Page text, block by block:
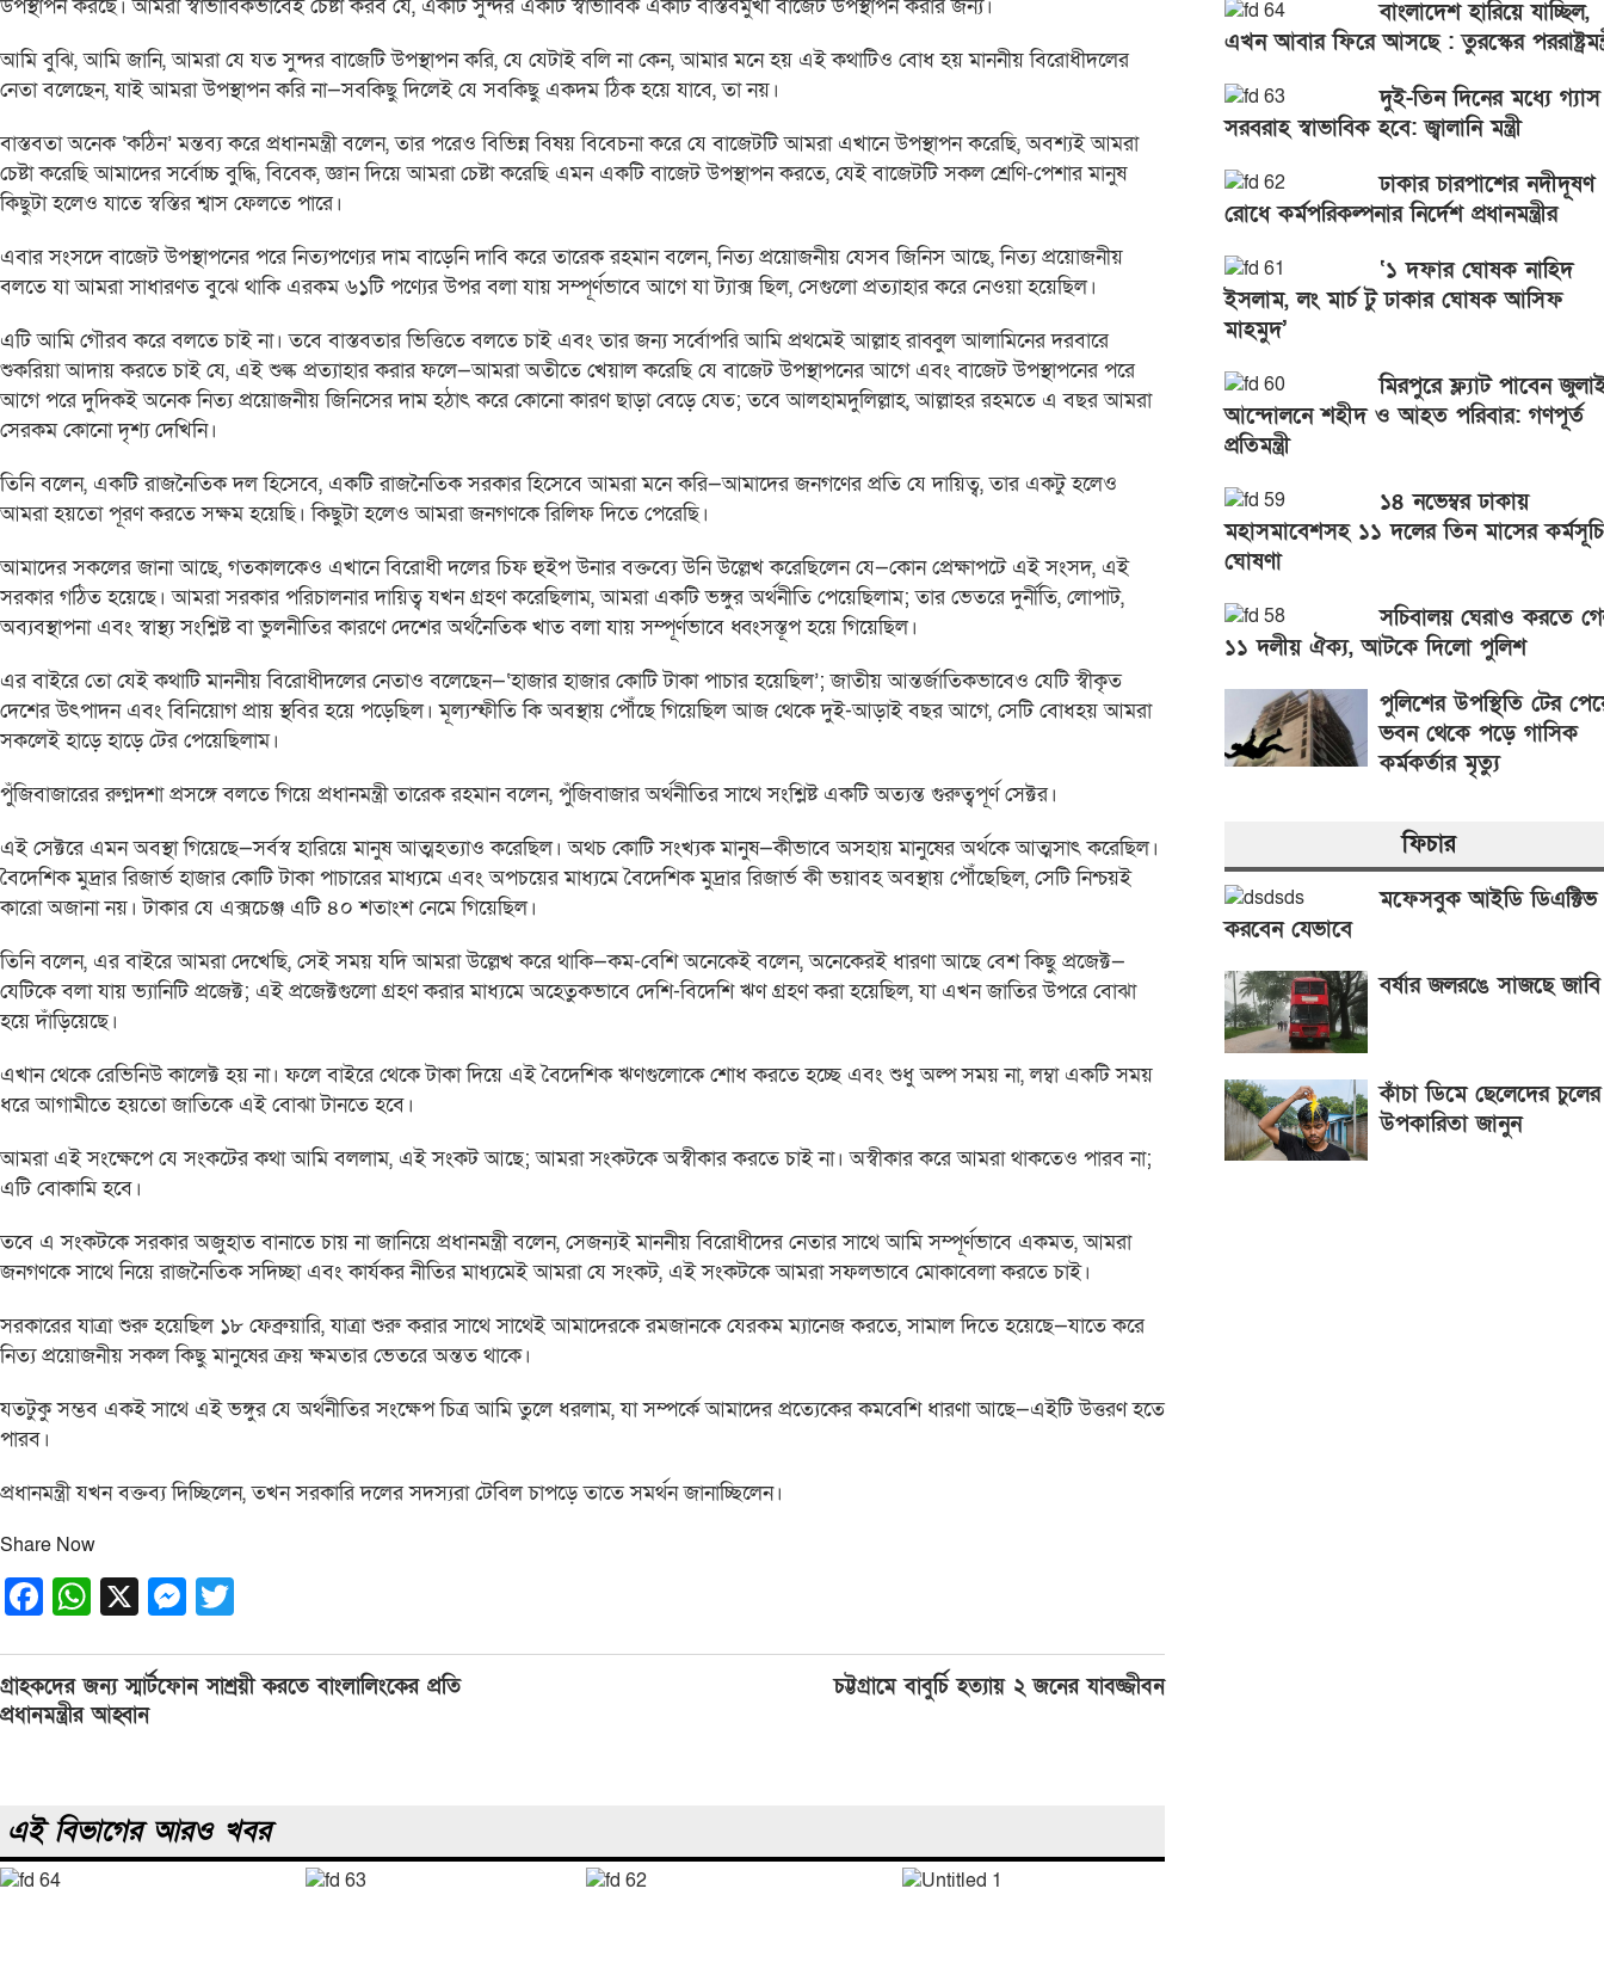
উপস্থাপন করছে। আমরা স্বাভাবিকভাবেই চেষ্টা করব যে, একটি সুন্দর একটি স্বাভাবিক একটি বাস্তবমুখী বাজেট উপস্থাপন করার জন্য।
আমি বুঝি, আমি জানি, আমরা যে যত সুন্দর বাজেটি উপস্থাপন করি, যে যেটাই বলি না কেন, আমার মনে হয় এই কথাটিও বোধ হয় মাননীয় বিরোধীদলের
নেতা বলেছেন, যাই আমরা উপস্থাপন করি না—সবকিছু দিলেই যে সবকিছু একদম ঠিক হয়ে যাবে, তা নয়।
বাস্তবতা অনেক ‘কঠিন’ মন্তব্য করে প্রধানমন্ত্রী বলেন, তার পরেও বিভিন্ন বিষয় বিবেচনা করে যে বাজেটটি আমরা এখানে উপস্থাপন করেছি, অবশ্যই আমরা
চেষ্টা করেছি আমাদের সর্বোচ্চ বুদ্ধি, বিবেক, জ্ঞান দিয়ে আমরা চেষ্টা করেছি এমন একটি বাজেট উপস্থাপন করতে, যেই বাজেটটি সকল শ্রেণি-পেশার মানুষ
কিছুটা হলেও যাতে স্বস্তির শ্বাস ফেলতে পারে।
এবার সংসদে বাজেট উপস্থাপনের পরে নিত্যপণ্যের দাম বাড়েনি দাবি করে তারেক রহমান বলেন, নিত্য প্রয়োজনীয় যেসব জিনিস আছে, নিত্য প্রয়োজনীয়
বলতে যা আমরা সাধারণত বুঝে থাকি এরকম ৬১টি পণ্যের উপর বলা যায় সম্পূর্ণভাবে আগে যা ট্যাক্স ছিল, সেগুলো প্রত্যাহার করে নেওয়া হয়েছিল।
এটি আমি গৌরব করে বলতে চাই না। তবে বাস্তবতার ভিত্তিতে বলতে চাই এবং তার জন্য সর্বোপরি আমি প্রথমেই আল্লাহ রাব্বুল আলামিনের দরবারে
শুকরিয়া আদায় করতে চাই যে, এই শুল্ক প্রত্যাহার করার ফলে—আমরা অতীতে খেয়াল করেছি যে বাজেট উপস্থাপনের আগে এবং বাজেট উপস্থাপনের পরে
আগে পরে দুদিকই অনেক নিত্য প্রয়োজনীয় জিনিসের দাম হঠাৎ করে কোনো কারণ ছাড়া বেড়ে যেত; তবে আলহামদুলিল্লাহ, আল্লাহর রহমতে এ বছর আমরা
সেরকম কোনো দৃশ্য দেখিনি।
তিনি বলেন, একটি রাজনৈতিক দল হিসেবে, একটি রাজনৈতিক সরকার হিসেবে আমরা মনে করি—আমাদের জনগণের প্রতি যে দায়িত্ব, তার একটু হলেও
আমরা হয়তো পূরণ করতে সক্ষম হয়েছি। কিছুটা হলেও আমরা জনগণকে রিলিফ দিতে পেরেছি।
আমাদের সকলের জানা আছে, গতকালকেও এখানে বিরোধী দলের চিফ হুইপ উনার বক্তব্যে উনি উল্লেখ করেছিলেন যে—কোন প্রেক্ষাপটে এই সংসদ, এই
সরকার গঠিত হয়েছে। আমরা সরকার পরিচালনার দায়িত্ব যখন গ্রহণ করেছিলাম, আমরা একটি ভঙ্গুর অর্থনীতি পেয়েছিলাম; তার ভেতরে দুর্নীতি, লোপাট,
অব্যবস্থাপনা এবং স্বাস্থ্য সংশ্লিষ্ট বা ভুলনীতির কারণে দেশের অর্থনৈতিক খাত বলা যায় সম্পূর্ণভাবে ধ্বংসস্তূপ হয়ে গিয়েছিল।
এর বাইরে তো যেই কথাটি মাননীয় বিরোধীদলের নেতাও বলেছেন—‘হাজার হাজার কোটি টাকা পাচার হয়েছিল’; জাতীয় আন্তর্জাতিকভাবেও যেটি স্বীকৃত
দেশের উৎপাদন এবং বিনিয়োগ প্রায় স্থবির হয়ে পড়েছিল। মূল্যস্ফীতি কি অবস্থায় পৌঁছে গিয়েছিল আজ থেকে দুই-আড়াই বছর আগে, সেটি বোধহয় আমরা
সকলেই হাড়ে হাড়ে টের পেয়েছিলাম।
পুঁজিবাজারের রুগ্নদশা প্রসঙ্গে বলতে গিয়ে প্রধানমন্ত্রী তারেক রহমান বলেন, পুঁজিবাজার অর্থনীতির সাথে সংশ্লিষ্ট একটি অত্যন্ত গুরুত্বপূর্ণ সেক্টর।
এই সেক্টরে এমন অবস্থা গিয়েছে—সর্বস্ব হারিয়ে মানুষ আত্মহত্যাও করেছিল। অথচ কোটি সংখ্যক মানুষ—কীভাবে অসহায় মানুষের অর্থকে আত্মসাৎ করেছিল।
বৈদেশিক মুদ্রার রিজার্ভ হাজার কোটি টাকা পাচারের মাধ্যমে এবং অপচয়ের মাধ্যমে বৈদেশিক মুদ্রার রিজার্ভ কী ভয়াবহ অবস্থায় পৌঁছেছিল, সেটি নিশ্চয়ই
কারো অজানা নয়। টাকার যে এক্সচেঞ্জ এটি ৪০ শতাংশ নেমে গিয়েছিল।
তিনি বলেন, এর বাইরে আমরা দেখেছি, সেই সময় যদি আমরা উল্লেখ করে থাকি—কম-বেশি অনেকেই বলেন, অনেকেরই ধারণা আছে বেশ কিছু প্রজেক্ট—
যেটিকে বলা যায় ভ্যানিটি প্রজেক্ট; এই প্রজেক্টগুলো গ্রহণ করার মাধ্যমে অহেতুকভাবে দেশি-বিদেশি ঋণ গ্রহণ করা হয়েছিল, যা এখন জাতির উপরে বোঝা
হয়ে দাঁড়িয়েছে।
এখান থেকে রেভিনিউ কালেক্ট হয় না। ফলে বাইরে থেকে টাকা দিয়ে এই বৈদেশিক ঋণগুলোকে শোধ করতে হচ্ছে এবং শুধু অল্প সময় না, লম্বা একটি সময়
ধরে আগামীতে হয়তো জাতিকে এই বোঝা টানতে হবে।
আমরা এই সংক্ষেপে যে সংকটের কথা আমি বললাম, এই সংকট আছে; আমরা সংকটকে অস্বীকার করতে চাই না। অস্বীকার করে আমরা থাকতেও পারব না;
এটি বোকামি হবে।
তবে এ সংকটকে সরকার অজুহাত বানাতে চায় না জানিয়ে প্রধানমন্ত্রী বলেন, সেজন্যই মাননীয় বিরোধীদের নেতার সাথে আমি সম্পূর্ণভাবে একমত, আমরা
জনগণকে সাথে নিয়ে রাজনৈতিক সদিচ্ছা এবং কার্যকর নীতির মাধ্যমেই আমরা যে সংকট, এই সংকটকে আমরা সফলভাবে মোকাবেলা করতে চাই।
সরকারের যাত্রা শুরু হয়েছিল ১৮ ফেব্রুয়ারি, যাত্রা শুরু করার সাথে সাথেই আমাদেরকে রমজানকে যেরকম ম্যানেজ করতে, সামাল দিতে হয়েছে—যাতে করে
নিত্য প্রয়োজনীয় সকল কিছু মানুষের ক্রয় ক্ষমতার ভেতরে অন্তত থাকে।
যতটুকু সম্ভব একই সাথে এই ভঙ্গুর যে অর্থনীতির সংক্ষেপ চিত্র আমি তুলে ধরলাম, যা সম্পর্কে আমাদের প্রত্যেকের কমবেশি ধারণা আছে—এইটি উত্তরণ হতে
পারব।
প্রধানমন্ত্রী যখন বক্তব্য দিচ্ছিলেন, তখন সরকারি দলের সদস্যরা টেবিল চাপড়ে তাতে সমর্থন জানাচ্ছিলেন।
Share Now
Facebook
WhatsApp
X Messenger
Post
navigation
গ্রাহকদের জন্য স্মার্টফোন সাশ্রয়ী করতে বাংলালিংকের প্রতি
প্রধানমন্ত্রীর আহ্বান
চট্টগ্রামে বাবুর্চি হত্যায় ২ জনের যাবজ্জীবন
এই বিভাগের আরও খবর
বাংলাদেশ হারিয়ে যাচ্ছিল,
এখন আবার ফিরে আসছে : তুরস্কের
দুই-তিন দিনের মধ্যে গ্যাস
সরবরাহ স্বাভাবিক হবে: জ্বালানি মন্ত্রী
ঢাকার চারপাশের নদীদূষণ
রোধে কর্মপরিকল্পনার নির্দেশ প্রধানমন্ত্রীর
‘১ দফার ঘোষক নাহিদ
ইসলাম, লং মার্চ টু ঢাকার ঘোষক আসিফ
মাহমুদ’
মিরপুরে ফ্ল্যাট পাবেন
আন্দোলনে শহীদ ও আহত পরিবার: গণপূর্ত
প্রতিমন্ত্রী
১৪ নভেম্বর ঢাকায়
মহাসমাবেশসহ ১১ দলের তিন মাসের কর্মসূচি
ঘোষণা
সচিবালয় ঘেরাও করতে
১১ দলীয় ঐক্য, আটকে দিলো পুলিশ
পুলিশের উপস্থিতি টের
ভবন থেকে পড়ে গাসিক
কর্মকর্তার মৃত্যু
ফিচার
মফেসবুক আইডি ডিএক্টিভ
করবেন যেভাবে
বর্ষার জলরঙে সাজছে জাবি
কাঁচা ডিমে ছেলেদের চুলের
উপকারিতা জানুন